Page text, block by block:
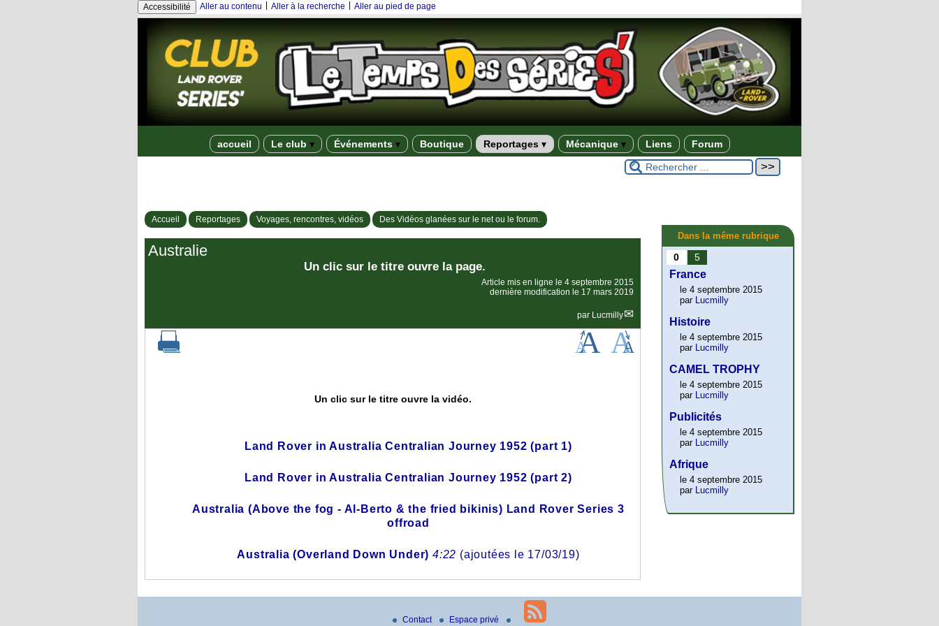
Accessibilité Aller au contenu Aller à la recherche Aller au pied de page
accueil Le club Événements Boutique Reportages Mécanique Liens Forum
Accueil Reportages Voyages, rencontres, vidéos Des Vidéos glanées sur le net ou le forum.
Australie
Un clic sur le titre ouvre la page.
Article mis en ligne le 4 septembre 2015
dernière modification le 17 mars 2019
par Lucmilly
Un clic sur le titre ouvre la vidéo.
Land Rover in Australia Centralian Journey 1952 (part 1)
Land Rover in Australia Centralian Journey 1952 (part 2)
Australia (Above the fog - Al-Berto & the fried bikinis) Land Rover Series 3
offroad
Australia (Overland Down Under) 4:22 (ajoutées le 17/03/19)
Dans la même rubrique
0 5
France
le 4 septembre 2015
par
Lucmilly
Histoire
le 4 septembre 2015
par
Lucmilly
CAMEL TROPHY
le 4 septembre 2015
par
Lucmilly
Publicités
le 4 septembre 2015
par
Lucmilly
Afrique
le 4 septembre 2015
par
Lucmilly
Contact Espace privé